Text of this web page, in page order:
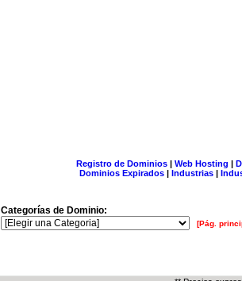
Registro de Dominios| Web Hosting |
Dominios Expirados | Industrias |
Categorías de Dominio:
[Pág.